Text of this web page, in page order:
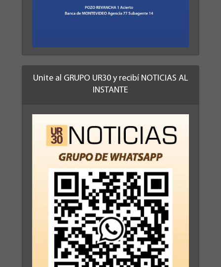
Unite al GRUPO UR30 y recibí NOTICIAS AL
INSTANTE